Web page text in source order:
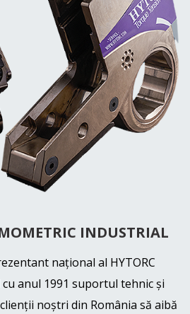
INDUSTRIAL
naţional al HYTORC
anul 1991 suportul tehnic şi
noştri din România să aibă